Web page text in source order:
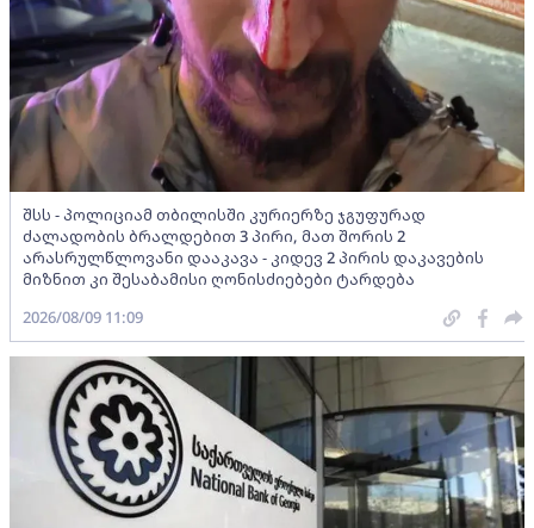
შსს - პოლიციამ თბილისში კურიერზე ჯგუფურად
ძალადობის ბრალდებით 3 პირი, მათ შორის 2
არასრულწლოვანი დააკავა - კიდევ 2 პირის დაკავების
მიზნით კი შესაბამისი ღონისძიებები ტარდება
2026/08/09 11:09